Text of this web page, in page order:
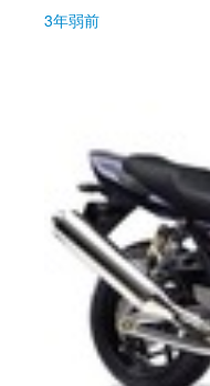
3年弱前